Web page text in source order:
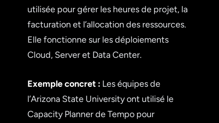
utilisée pour gérer les heures de projet, la
facturation et l’allocation des ressources.
Elle fonctionne sur les déploiements
Cloud, Server et Data Center.
Exemple concret : Les équipes de
l’Arizona State University ont utilisé le
Capacity Planner de Tempo pour